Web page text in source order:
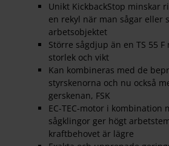
Unikt KickbackStop minskar
en rekyl när man sågar eller
arbetsobjektet
Större sågdjup än en TS 55
storlek och vikt
Kan kombineras med de
styrskenorna och nu också
gerskenan, FSK
EC-TEC-motor i kombination
sågklingor ger högt
kraftbehovet är lägre